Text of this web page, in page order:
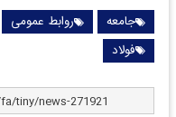
جامعه روابط عمومی
فولاد